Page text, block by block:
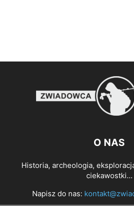
O NAS
Historia, archeologia,
ciekawostki...
Napisz do nas: